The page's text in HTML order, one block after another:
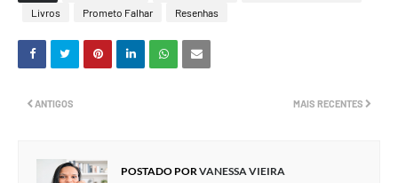
Livros
Prometo Falhar Resenhas
MAIS RECENTES
ANTIGOS
POSTADO POR VANESSA VIEIRA